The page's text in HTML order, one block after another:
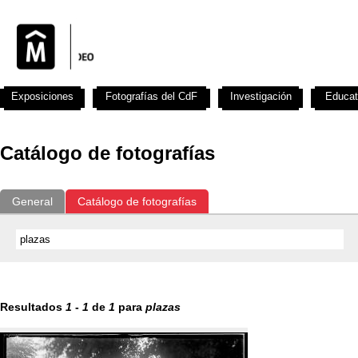
Catálogo de fotografías
General Catálogo de fotografías
Resultados 1 - 1 de 1 para plazas
Exposiciones Fotografías del CdF Investigación